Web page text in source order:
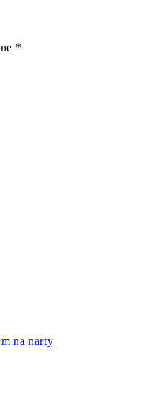
*
na narty